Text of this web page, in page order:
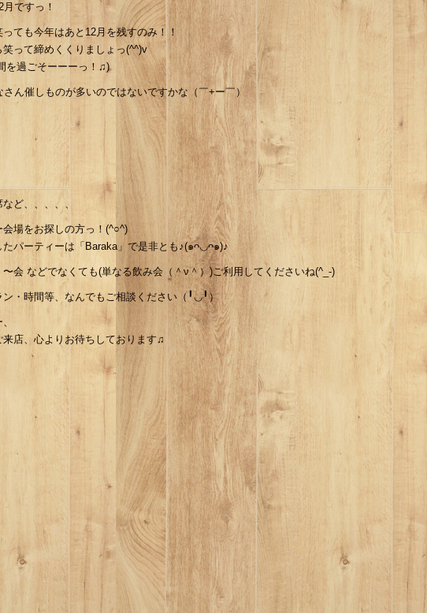
ですっ！
ても今年はあと12月を残すのみ！！
笑って締めくくりましょっ(^^)v
を過ごそーーーっ！♫)
さん催しものが多いのではないですかな（￣+ー￣）
ど、、、、、
会場をお探しの方っ！(^○^)
たパーティーは「Baraka」で是非とも♪(๑ᴖ◡ᴖ๑)♪
〜会 などでなくても(単なる飲み会（＾ν＾）)ご利用してくださいね(^_-)
ン・時間等、なんでもご相談ください（╹◡╹）
来店、心よりお待ちしております♫